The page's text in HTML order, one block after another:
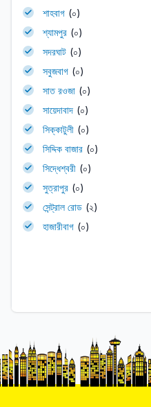
শাহবাগ (০)
শ্যামপুর (০)
সদরঘাট (০)
সবুজবাগ (০)
সাত রওজা (০)
সায়েদাবাদ (০)
সিক্কাটুলী (০)
সিদ্দিক বাজার (০)
সিদ্ধেশ্বরী (০)
সুত্রাপুর (০)
সেন্ট্রাল রোড (২)
হাজারীবাগ (০)